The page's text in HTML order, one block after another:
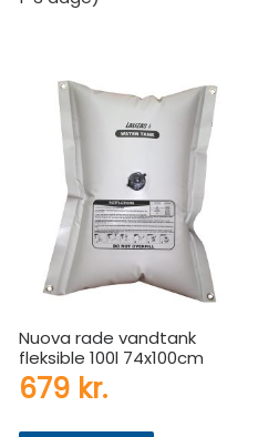
Nuova rade vandtank
fleksible 100l 74x100cm
679 kr.